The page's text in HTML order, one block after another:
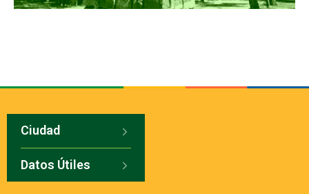
Ciudad
Datos Útiles